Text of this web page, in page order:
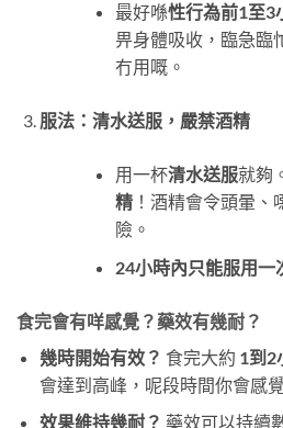
最好喺性行為前1至3
畀身體吸收，臨急臨
冇用嘅。
服法：清水送服，嚴禁酒精
用一杯清水送服就夠
精！酒精會令頭暈、
險。
24小時內只能服用一
食完會有咩感覺？藥效有幾耐？
幾時開始有效？ ​ 食完大約 1到2
會達到高峰，呢段時間你會感
效果維持幾耐？ 藥效可以持續